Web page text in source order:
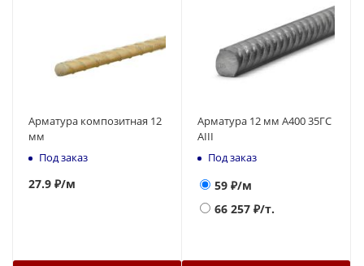
Арматура композитная 12
мм
Под заказ
27.9 ₽/м
Арматура 12 мм А400 35ГС
АIII
Под заказ
59 ₽/м
66 257 ₽/т.